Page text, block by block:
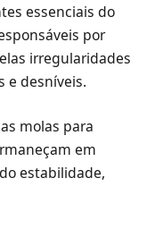
essenciais do
por
irregularidades
e desníveis.
molas para
em
estabilidade,